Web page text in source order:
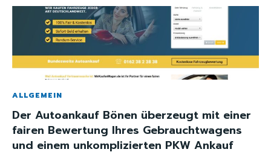
ALLGEMEIN
Der Autoankauf Bönen überzeugt mit einer
fairen Bewertung Ihres Gebrauchtwagens
und einem unkomplizierten PKW Ankauf